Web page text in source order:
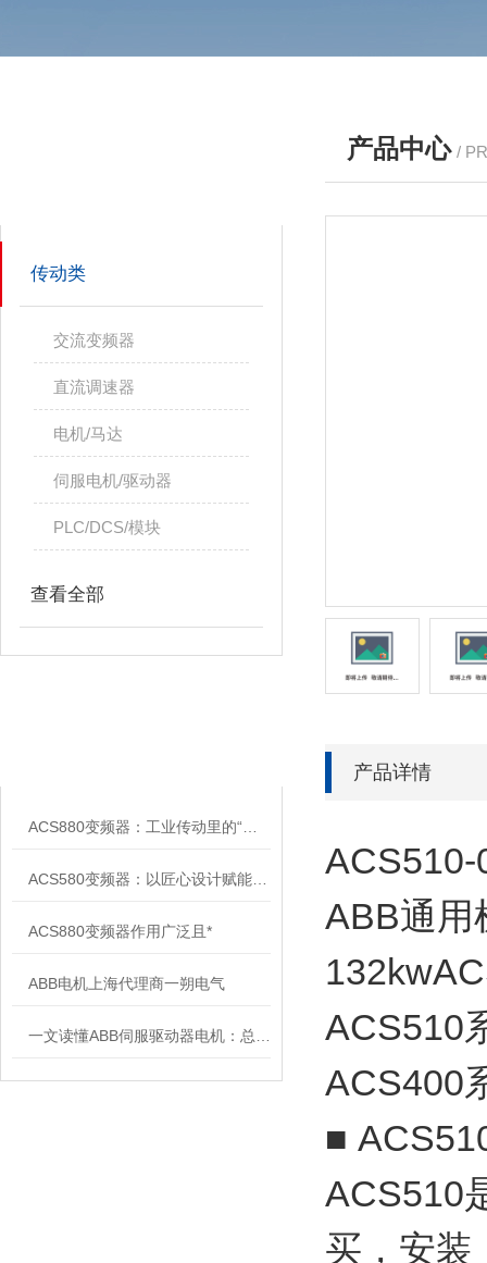
传动类
交流变频器
直流调速器
电机/马达
伺服电机/驱动器
PLC/DCS/模块
查看全部
ACS880变频器作用广泛且*
ABB电机上海代理商一朔电气
产品中心 /
产品详情
ACS510-
ABB通用
ACS510
ACS400
■
ACS510
买，安装